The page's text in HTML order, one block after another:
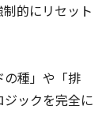
的にリセット
種」や「排
ックを完全に